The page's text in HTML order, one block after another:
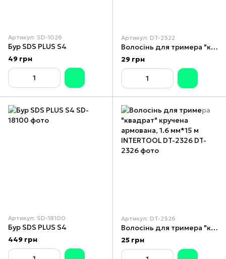
Артикул: SD-1026
Бур SDS PLUS S4
49 грн
Артикул: DT-2322
Волосінь для тримера "квадрат" кручена, 2.0 мм*15 м INTERTOOL DT-2322
29 грн
Артикул: SD-18100
Бур SDS PLUS S4
449 грн
Артикул: DT-2326
Волосінь для тримера "квадрат" кручена армована, 1.6 мм*15 м INTERTOOL DT-2326
25 грн